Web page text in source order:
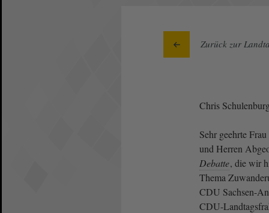
Zurück zur
Chris
Sehr geehrte
und Herren
Debatte, die wir
Thema
CDU Sachsen-
CDU-